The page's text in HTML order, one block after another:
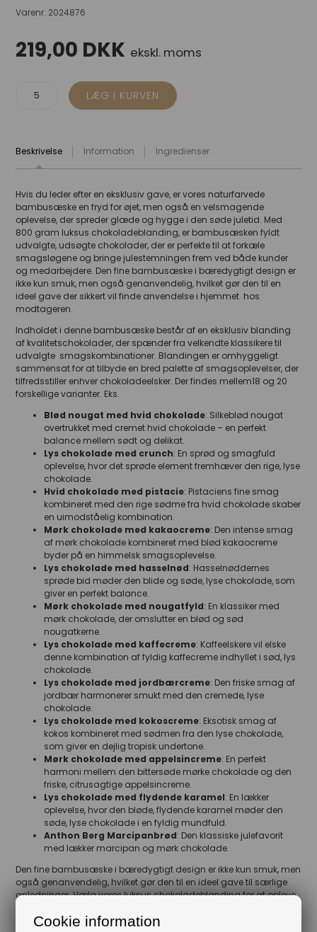
Cookie information
Varenr. 2024876
219,00 DKK ekskl. moms
Beskrivelse Information Ingredienser
Hvis du leder efter en eksklusiv gave, er vores naturfarvede
bambusæske en fryd for øjet, men også en velsmagende
oplevelse, der spreder glæde og hygge i den søde juletid. Med
800 gram luksus chokoladeblanding, er bambusæsken fyldt
udvalgte, udsøgte chokolader, der er perfekte til at forkæle
smagsløgene og bringe julestemningen frem ved både kunder
og medarbejdere. Den fine bambusæske i bæredygtigt design er
ikke kun smuk, men også genanvendelig, hvilket gør den til en
ideel gave der sikkert vil finde anvendelse i hjemmet hos
modtageren.
Indholdet i denne bambusæske består af en eksklusiv blanding
af kvalitetschokolader, der spænder fra velkendte klassikere til
udvalgte smagskombinationer. Blandingen er omhyggeligt
sammensat for at tilbyde en bred palette af smagsoplevelser, der
tilfredsstiller enhver chokoladeelsker. Der findes mellem18 og 20
forskellige varianter. Eks.
Blød nougat med hvid chokolade: Silkeblød nougat
overtrukket med cremet hvid chokolade – en perfekt
balance mellem sødt og delikat.
Lys chokolade med crunch: En sprød og smagfuld
oplevelse, hvor det sprøde element fremhæver den rige, lyse
chokolade.
Hvid chokolade med pistacie: Pistaciens fine smag
kombineret med den rige sødme fra hvid chokolade skaber
en uimodståelig kombination.
Mørk chokolade med kakaocreme: Den intense smag
af mørk chokolade kombineret med blød kakaocreme
byder på en himmelsk smagsoplevelse.
Lys chokolade med hasselnød: Hasselnøddernes
sprøde bid møder den blide og søde, lyse chokolade, som
giver en perfekt balance.
Mørk chokolade med nougatfyld: En klassiker med
mørk chokolade, der omslutter en blød og sød
nougatkerne.
Lys chokolade med kaffecreme: Kaffeelskere vil elske
denne kombination af fyldig kaffecreme indhyllet i sød, lys
chokolade.
Lys chokolade med jordbærcreme: Den friske smag af
jordbær harmonerer smukt med den cremede, lyse
chokolade.
Lys chokolade med kokoscreme: Eksotisk smag af
kokos kombineret med sødmen fra den lyse chokolade,
som giver en dejlig tropisk undertone.
Mørk chokolade med appelsincreme: En perfekt
harmoni mellem den bittersøde mørke chokolade og den
friske, citrusagtige appelsincreme.
Lys chokolade med flydende karamel: En lækker
oplevelse, hvor den bløde, flydende karamel møder den
søde, lyse chokolade i en fyldig mundfuld.
Anthon Berg Marcipanbrød: Den klassiske julefavorit
med lækker marcipan og mørk chokolade.
Den fine bambusæske i bæredygtigt design er ikke kun smuk, men
også genanvendelig, hvilket gør den til en ideel gave til særlige
anledninger. Vælg vores luksus chokoladeblanding for at opleve